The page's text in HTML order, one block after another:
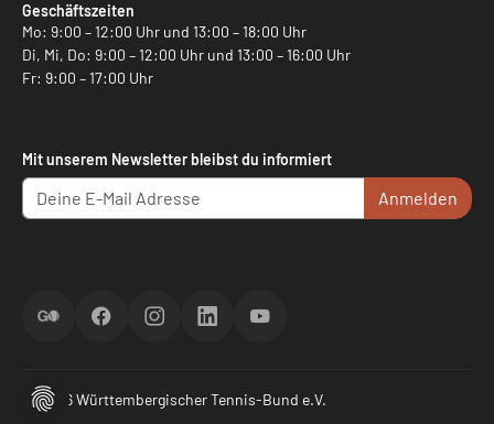
Geschäftszeiten
Mo: 9:00 – 12:00 Uhr und 13:00 – 18:00 Uhr
Di, Mi, Do: 9:00 – 12:00 Uhr und 13:00 – 16:00 Uhr
Fr: 9:00 – 17:00 Uhr
Mit unserem Newsletter bleibst du informiert
Anmelden
ScoreGOFacebookInstagramLinkedInYouTube
© 2026 Württembergischer Tennis-Bund e.V.